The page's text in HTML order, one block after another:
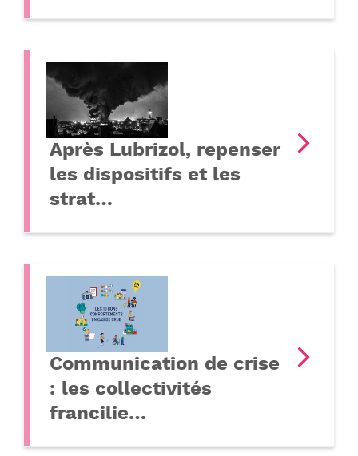
Après Lubrizol, repenser
les dispositifs et les
strat…
Communication de crise
: les collectivités
francilie…